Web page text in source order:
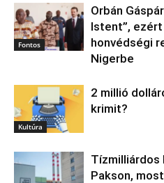
Fontos
Orbán
Istent”,
honvédségi
Nigerbe
Kultúra
2 millió
krimit?
Tízmilliárdos
Pakson,